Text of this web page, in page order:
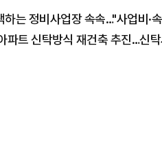
하는 정비사업장 속속…"사업비·
파트 신탁방식 재건축 추진…신